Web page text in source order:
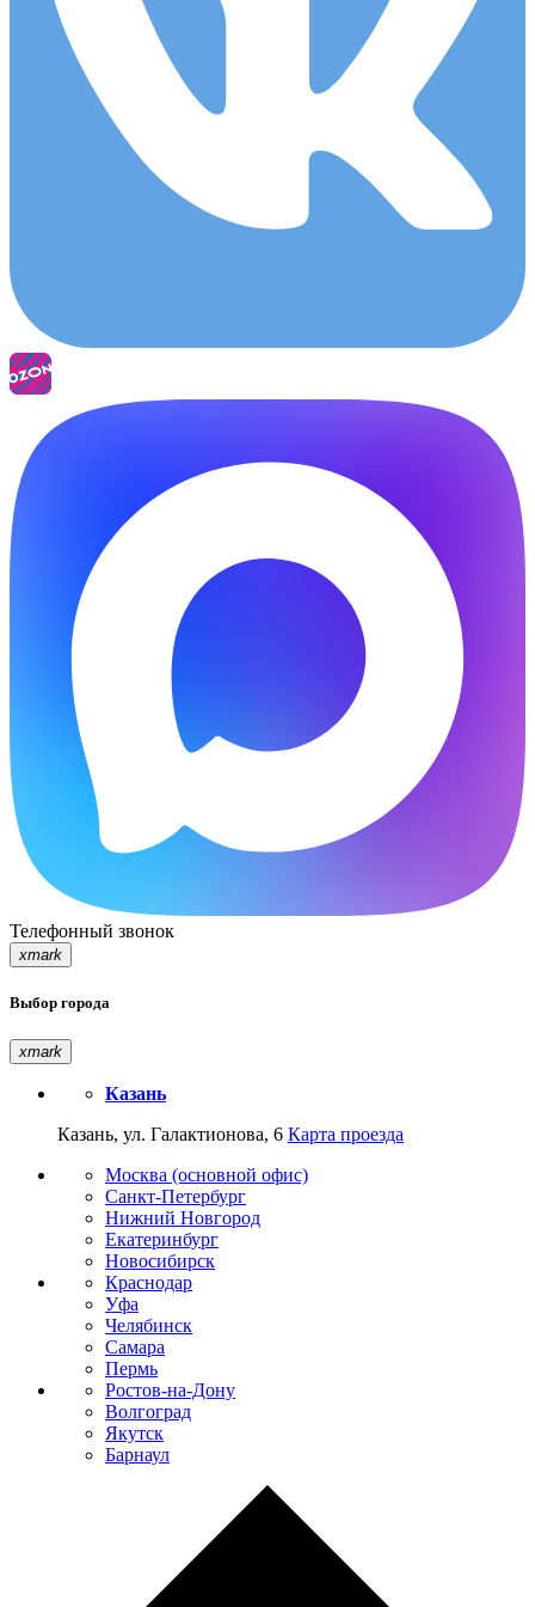
Телефонный звонок
xmark
Выбор города
xmark
Казань
Казань, ул. Галактионова, 6 Карта проезда
Москва (основной офис)
Санкт-Петербург
Нижний Новгород
Екатеринбург
Новосибирск
Краснодар
Уфа
Челябинск
Самара
Пермь
Ростов-на-Дону
Волгоград
Якутск
Барнаул